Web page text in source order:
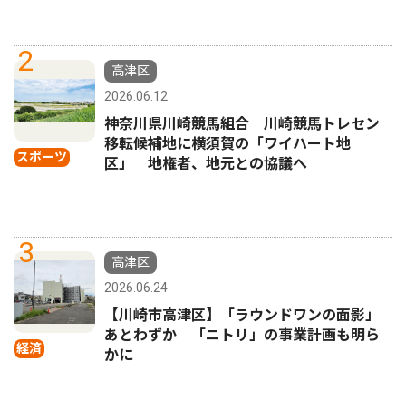
2
スポーツ
高津区
2026.06.12
神奈川県川崎競馬組合 川崎競馬トレセン
移転候補地に横須賀の「ワイハート地
区」 地権者、地元との協議へ
3
経済
高津区
2026.06.24
【川崎市高津区】「ラウンドワンの面影」
あとわずか 「ニトリ」の事業計画も明ら
かに